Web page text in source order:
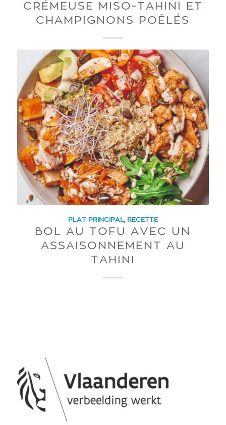
CRÉMEUSE MISO-TAHINI ET
CHAMPIGNONS POÊLÉS
PLAT PRINCIPAL, RECETTE
BOL AU TOFU AVEC UN
ASSAISONNEMENT AU
TAHINI